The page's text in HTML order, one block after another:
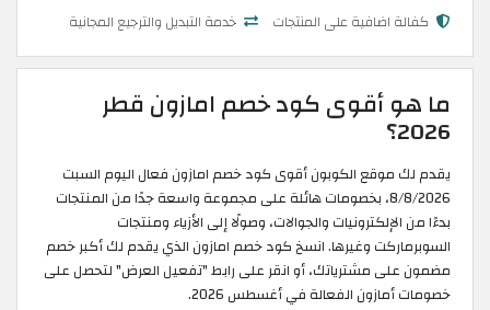
كفالة اضافية على المنتجات خدمة التبديل والترجيع المجانية
ما هو أقوى كود خصم امازون قطر
2026؟
يقدم لك موقع الكوبون أقوى كود خصم امازون فعال اليوم السبت
8/8/2026، بخصومات هائلة على مجموعة واسعة جدًا من المنتجات
بدءًا من الإلكترونيات والجوالات، وصولًا إلى الأزياء ومنتجات
السوبرماركت وغيرها. انسخ كود خصم امازون الذي يقدم لك أكبر خصم
مضمون على مشترياتك، أو انقر على رابط "تفعيل العرض" لتحصل على
خصومات أمازون الفعالة في أغسطس 2026.